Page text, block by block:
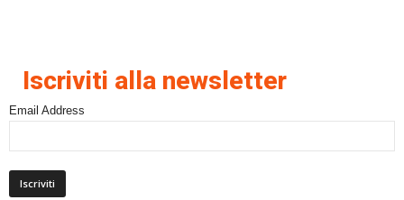
Iscriviti alla newsletter
Email Address